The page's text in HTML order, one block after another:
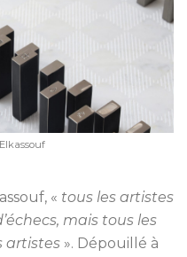
« tous les artistes
mais tous les
artistes ». Dépouillé à